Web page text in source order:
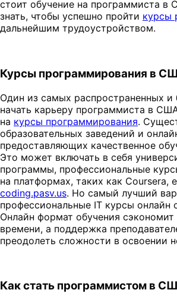
стоит обучение на программиста в
знать, чтобы успешно пройти курсы
дальнейшим трудоустройством.
Курсы программирования в
Один из самых распространенных
начать карьеру программиста в
на курсы программирования.
образовательных заведений и
предоставляющих качественное
Это может включать в себя
программы, профессиональные
на платформах, таких как Coursera,
coding.pasv.us. Но самый лучший
профессиональные IT курсы онлайн
Онлайн формат обучения
времени, а поддержка
преодолеть сложности в освоении
Как стать программистом в